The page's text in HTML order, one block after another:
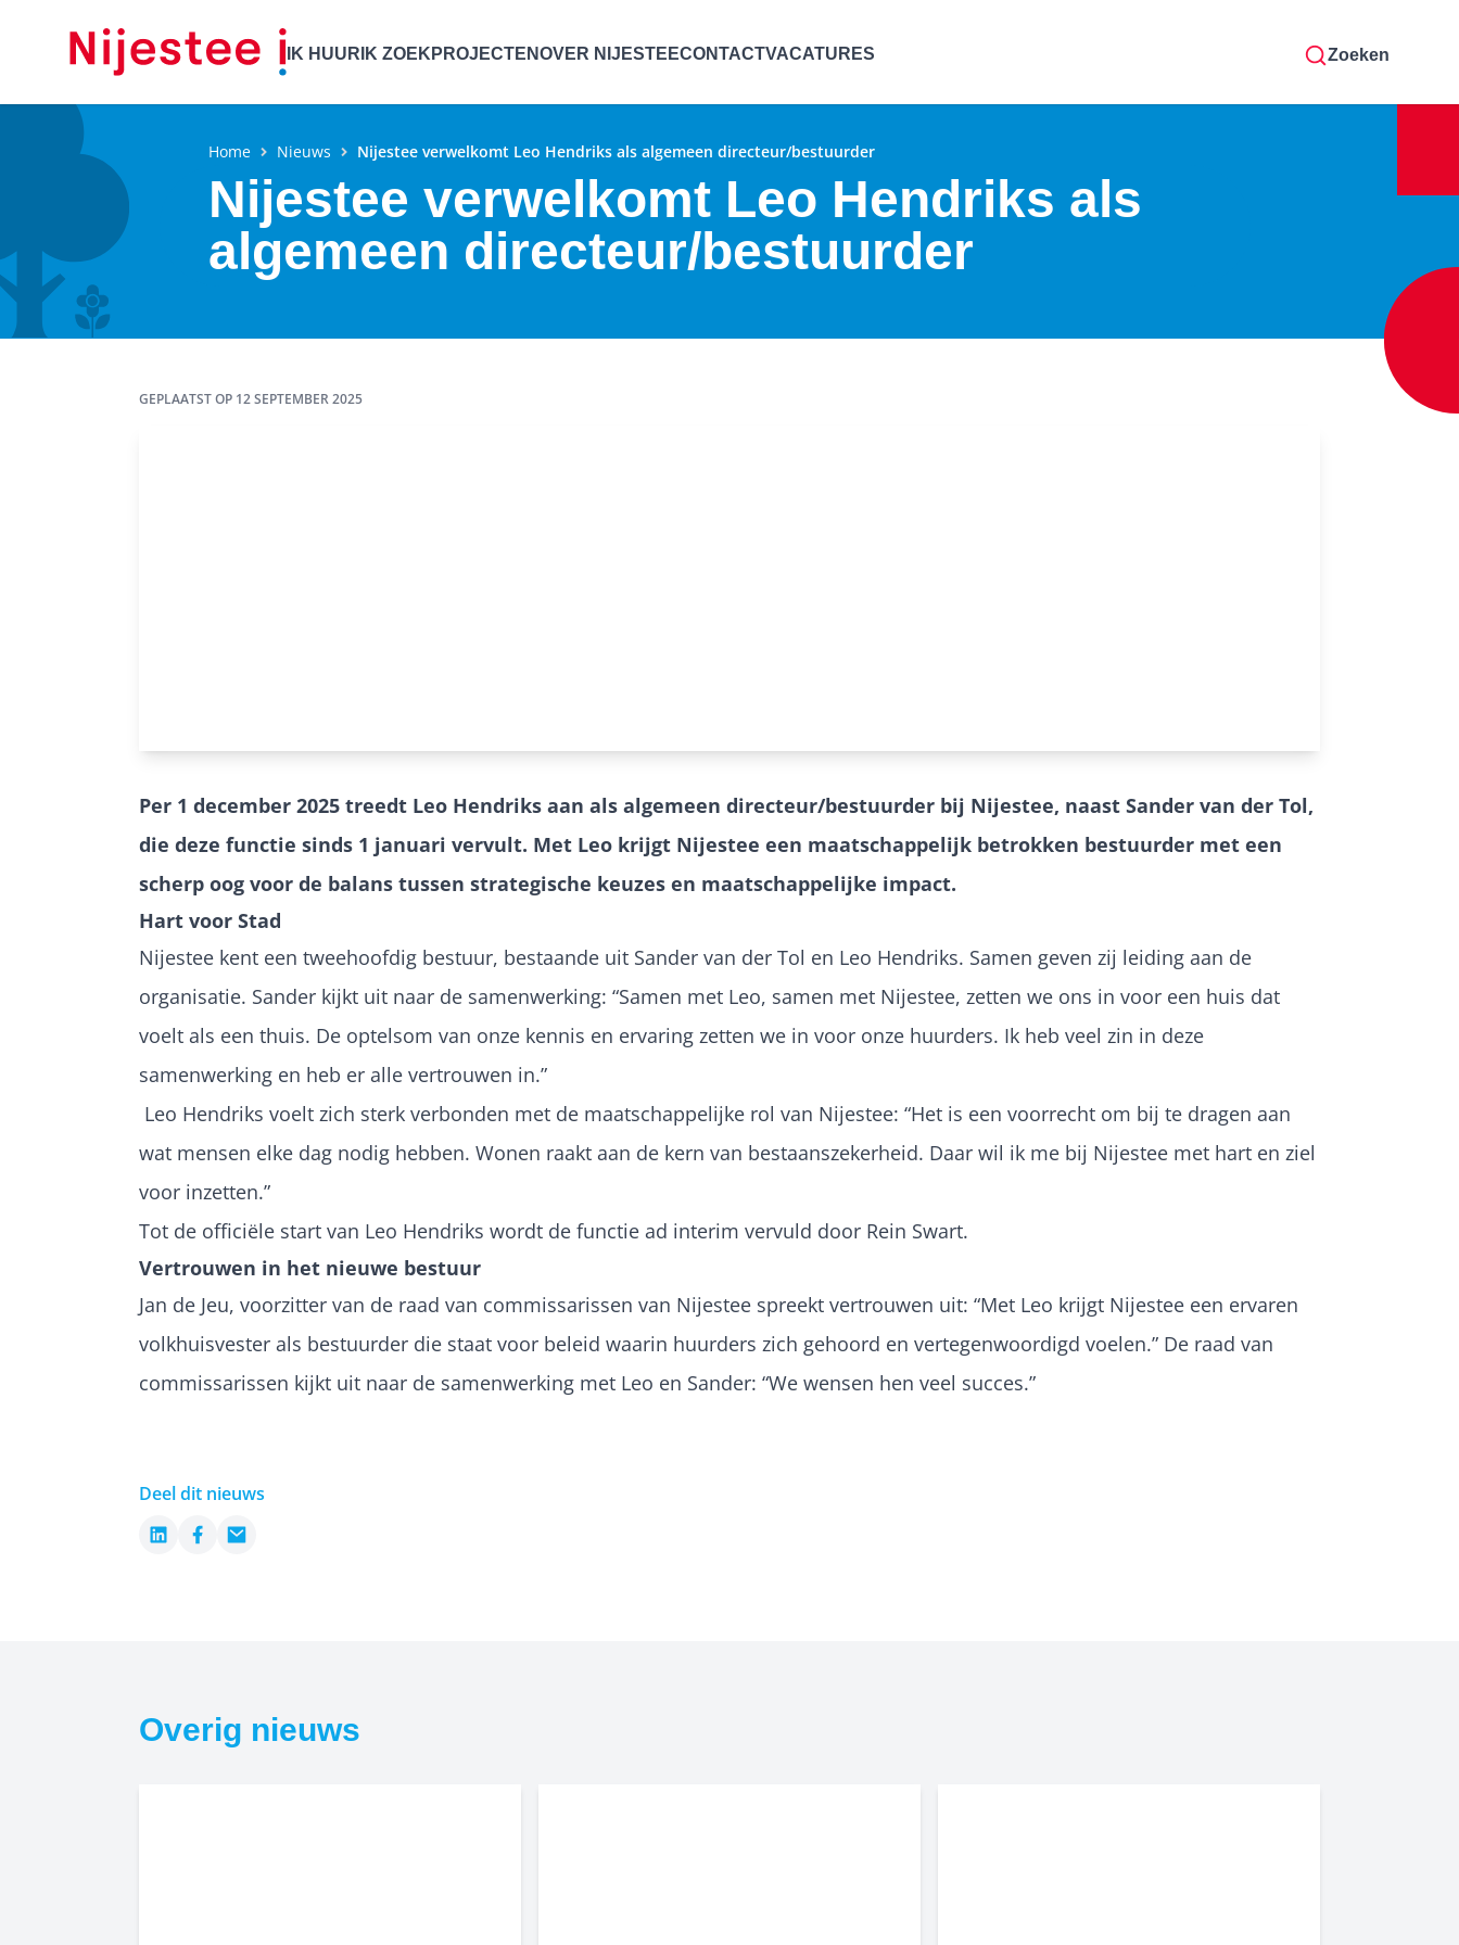
IK HUUR IK ZOEK PROJECTENOVER NIJESTEECONTACTVACATURES Zoeken
Home Nieuws Nijestee verwelkomt Leo Hendriks als algemeen directeur/bestuurder
Nijestee verwelkomt Leo Hendriks als
algemeen directeur/bestuurder
GEPLAATST OP 12 SEPTEMBER 2025
Per 1 december 2025 treedt Leo Hendriks aan als algemeen directeur/bestuurder bij Nijestee, naast Sander van der Tol,
die deze functie sinds 1 januari vervult. Met Leo krijgt Nijestee een maatschappelijk betrokken bestuurder met een
scherp oog voor de balans tussen strategische keuzes en maatschappelijke impact.
Hart voor Stad
Nijestee kent een tweehoofdig bestuur, bestaande uit Sander van der Tol en Leo Hendriks. Samen geven zij leiding aan de
organisatie. Sander kijkt uit naar de samenwerking: “Samen met Leo, samen met Nijestee, zetten we ons in voor een huis dat
voelt als een thuis. De optelsom van onze kennis en ervaring zetten we in voor onze huurders. Ik heb veel zin in deze
samenwerking en heb er alle vertrouwen in.”
Leo Hendriks voelt zich sterk verbonden met de maatschappelijke rol van Nijestee: “Het is een voorrecht om bij te dragen aan
wat mensen elke dag nodig hebben. Wonen raakt aan de kern van bestaanszekerheid. Daar wil ik me bij Nijestee met hart en ziel
voor inzetten.”
Tot de officiële start van Leo Hendriks wordt de functie ad interim vervuld door Rein Swart.
Vertrouwen in het nieuwe bestuur
Jan de Jeu, voorzitter van de raad van commissarissen van Nijestee spreekt vertrouwen uit: “Met Leo krijgt Nijestee een ervaren
volkhuisvester als bestuurder die staat voor beleid waarin huurders zich gehoord en vertegenwoordigd voelen.” De raad van
commissarissen kijkt uit naar de samenwerking met Leo en Sander: “We wensen hen veel succes.”
Deel dit nieuws
LinkedInFacebook
Email
Overig nieuws